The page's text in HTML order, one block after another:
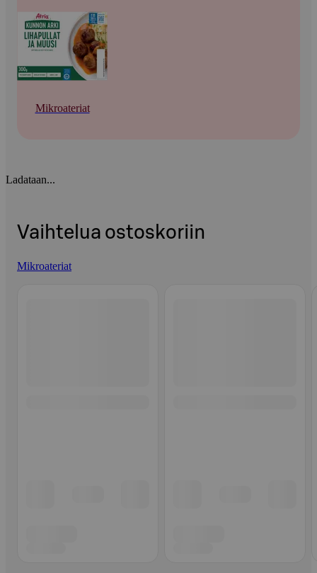
Mikroateriat
Ladataan...
Vaihtelua ostoskoriin
Mikroateriat